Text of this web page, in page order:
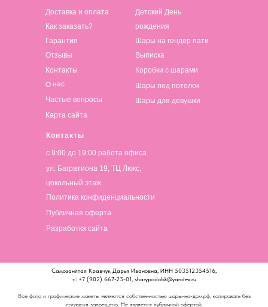
Доставка и оплата
Детский День
рождения
Контакты
Как заказать?
Гарантия
Отзывы
Контакты
О нас
Частые вопросы
Карта сайта
Шары на гендер пати
Выписка
Коробки с шарами
Шары под потолок
Шары для девушки
с 9:00 до 19:00 работа офиса
ул. Багратиона 19, ТЦ Люкс,
цокольный этаж
Политика конфиденциальности
Публичная оферта
Разработка сайта
Самозанятая Кравчук Дарья Ивановна, ИНН 503512354516,
т.: +7 (902) 667-23-01, sharypodolsk@yandex.ru
Все фото и графические макеты являются собственностью шары-на-дом.рф, копировать без
согласия запрещено. Не является публичной офертой.